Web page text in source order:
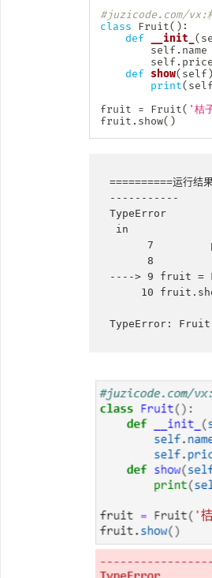
#juzicode.com/vx:
class
Fruit( ) :
def
__init_ (
        self
. name
        self
.
def show( self)
print(
fruit = Fruit( '桔
fruit . show( )
==========
-----------
in
----> 9 fruit =